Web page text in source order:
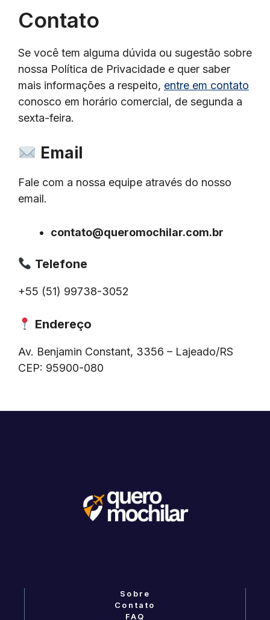
Contato
Se você tem alguma dúvida ou sugestão sobre
nossa Política de Privacidade e quer saber
mais informações a respeito, entre em contato
conosco em horário comercial, de segunda a
sexta-feira.
Email
Fale com a nossa equipe através do nosso
email.
contato@queromochilar.com.br
Telefone
+55 (51) 99738-3052
Endereço
Av. Benjamin Constant, 3356 – Lajeado/RS
CEP: 95900-080
Sobre
Contato
FAQ